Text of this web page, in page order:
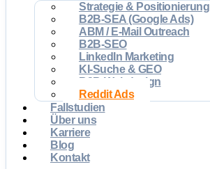
Strategie & Positionierung
B2B-SEA (Google Ads)
ABM / E-Mail Outreach
B2B-SEO
LinkedIn Marketing
KI-Suche & GEO
B2B-Webdesign
Reddit Ads
Fallstudien
Über uns
Karriere
Blog
Kontakt